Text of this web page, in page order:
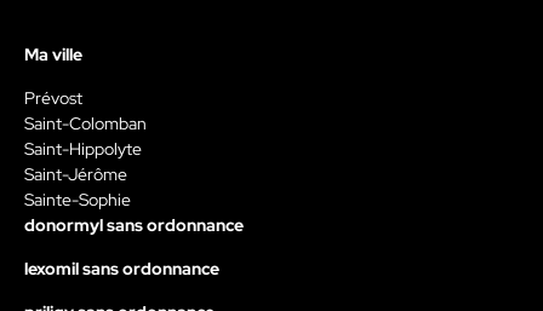
Ma ville
Prévost
Saint-Colomban
Saint-Hippolyte
Saint-Jérôme
Sainte-Sophie
donormyl sans ordonnance
lexomil sans ordonnance